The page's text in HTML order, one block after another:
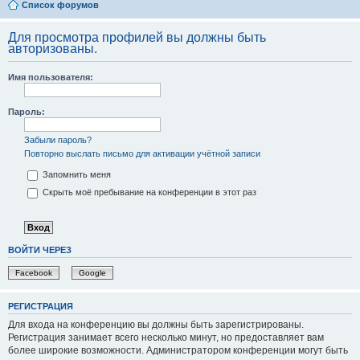
Список форумов
Для просмотра профилей вы должны быть
авторизованы.
Имя пользователя:
Пароль:
Забыли пароль?
Повторно выслать письмо для активации учётной записи
Запомнить меня
Скрыть моё пребывание на конференции в этот раз
ВОЙТИ ЧЕРЕЗ
Facebook Google
РЕГИСТРАЦИЯ
Для входа на конференцию вы должны быть зарегистрированы.
Регистрация занимает всего несколько минут, но предоставляет вам
более широкие возможности. Администратором конференции могут быть